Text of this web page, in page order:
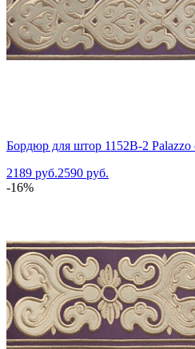
Бордюр для штор 1152B-2
2189 руб.2590 руб.
-16%